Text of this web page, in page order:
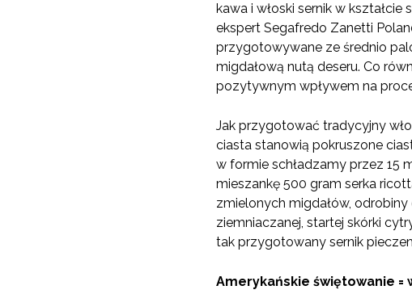
kawa i włoski sernik w kształcie
ekspert Segafredo Zanetti
przygotowywane ze średnio
migdałową nutą deseru. Co
pozytywnym wpływem na
Jak przygotować tradycyjny
ciasta stanowią pokruszone
w formie schładzamy przez 15
mieszankę 500 gram serka
zmielonych migdałów, odrobiny
ziemniaczanej, startej skórki
tak przygotowany sernik
Amerykańskie świętowanie =